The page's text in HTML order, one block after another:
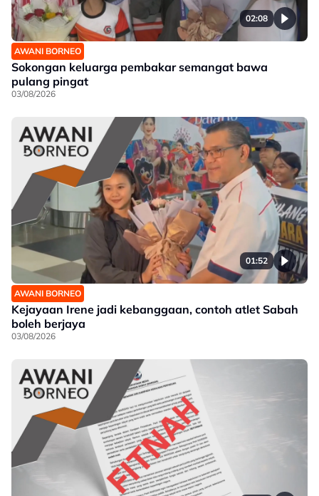
02:08
AWANI BORNEO
Sokongan keluarga pembakar semangat bawa
pulang pingat
03/08/2026
01:52
AWANI BORNEO
Kejayaan Irene jadi kebanggaan, contoh atlet Sabah
boleh berjaya
03/08/2026